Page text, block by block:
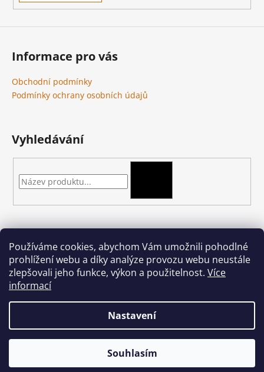
Používáme cookies, abychom Vám umožnili pohodlné
prohlížení webu a díky analýze provozu webu neustále
zlepšovali jeho funkce, výkon a použitelnost. Více
informací
Nastavení
Souhlasím
Informace pro vás
Obchodní podmínky
Podmínky ochrany osobních údajů
Vyhledávání
podkova-shop@seznam.cz
+420 704 397 000
podkova.cz . Všechna práva vyhrazena.